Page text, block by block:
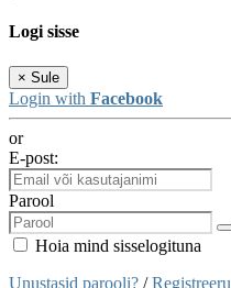
Logi sisse
× Sule
Login with Facebook
or
E-post:
Parool
Hoia mind sisselogituna
Unustasid parooli? /Registreeru